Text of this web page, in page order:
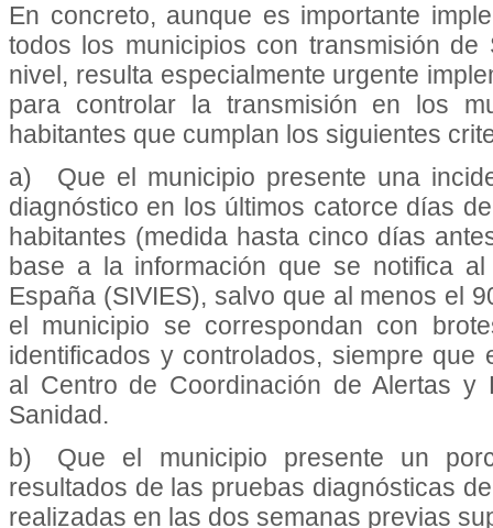
En concreto, aunque es importante
todos los municipios con transmisión
nivel, resulta especialmente urgente
para controlar la transmisión en los
habitantes que cumplan los siguientes
a) Que el municipio presente una
diagnóstico en los últimos catorce días
habitantes (medida hasta cinco días
base a la información que se notifica
España (SIVIES), salvo que al menos el
el municipio se correspondan con
identificados y controlados, siempre que
al Centro de Coordinación de Alertas y
Sanidad.
b) Que el municipio presente un
resultados de las pruebas diagnósticas
realizadas en las dos semanas previas